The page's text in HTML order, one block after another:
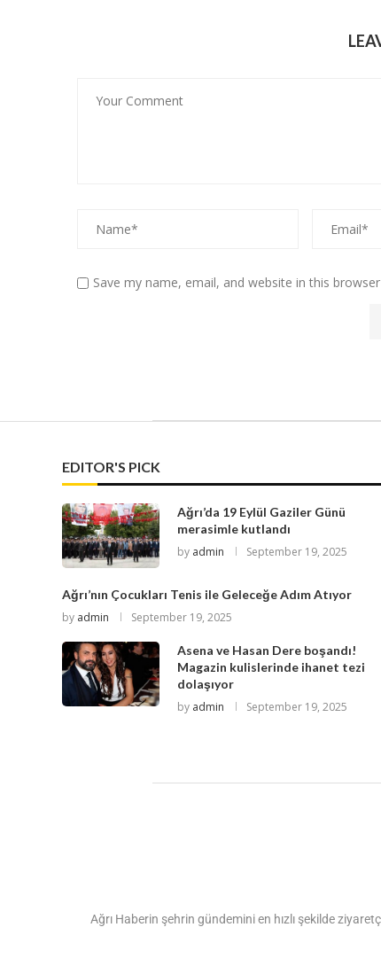
Save my name, email, and website in this
EDITOR'S PICK
Ağrı’da 19 Eylül Gaziler Günü
merasimle kutlandı
by admin September 19, 2025
Ağrı’nın Çocukları Tenis ile Geleceğe Adım Atıyor
by admin September 19, 2025
Asena ve Hasan Dere boşandı!
Magazin kulislerinde ihanet tezi
dolaşıyor
by admin September 19, 2025
Ağrı Haberin şehrin gündemini en hızlı şekilde